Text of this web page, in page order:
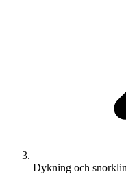
Dykning och